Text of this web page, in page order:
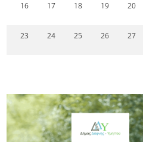
16 17 18 19 20
23 24 25 26 27